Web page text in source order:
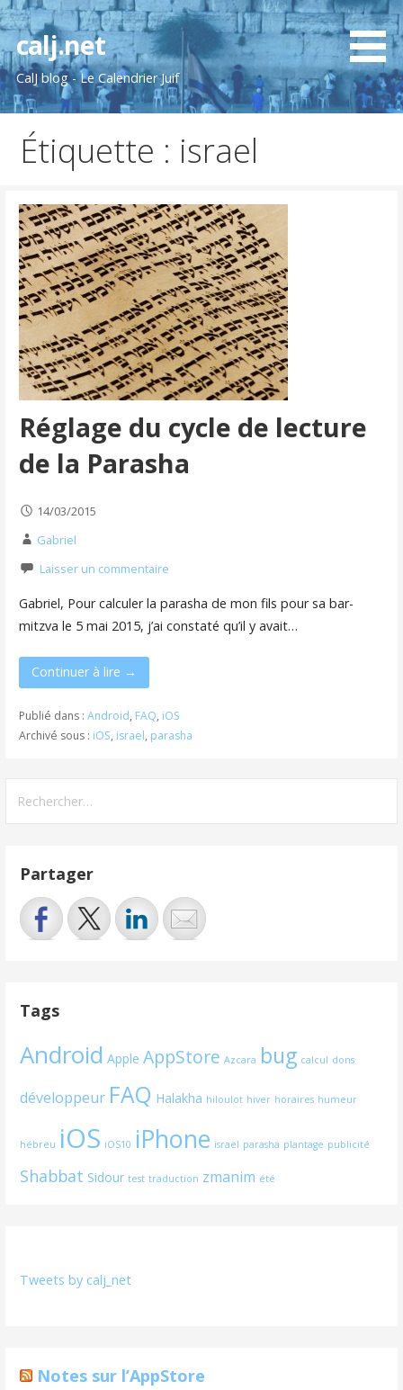
Passer
au
contenu
calj.net
CalJ blog - Le Calendrier Juif
Étiquette : israel
Réglage du cycle de lecture
de la Parasha
14/03/2015
Gabriel
Laisser un commentaire
Gabriel, Pour calculer la parasha de mon fils pour sa bar-
mitzva le 5 mai 2015, j’ai constaté qu’il y avait…
Continuer à lire →
Publié dans : Android, FAQ, iOS
Archivé sous : iOS, israel, parasha
Partager
Tags
Android Apple AppStore Azcara bug calcul dons
développeur FAQ Halakha hiloulot hiver horaires humeur
hébreu iOS iOS10 iPhone israel parasha plantage publicité
Shabbat Sidour test traduction zmanim été
Tweets by calj_net
Notes sur l’AppStore